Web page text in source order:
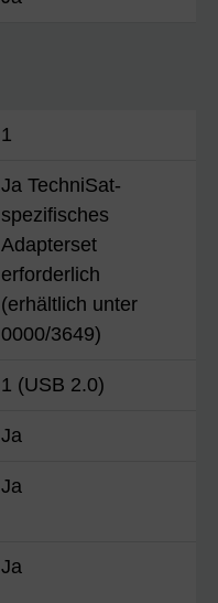
1
Ja TechniSat-
spezifisches
Adapterset
erforderlich
(erhältlich unter
0000/3649)
1 (USB 2.0)
Ja
Ja
Ja